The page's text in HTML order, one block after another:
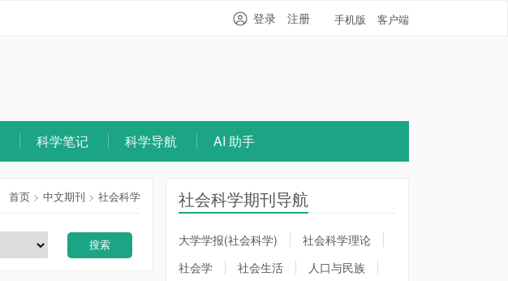
手机版 客户端
登录 注册
科学笔记 科学导航 AI 助手
首页 > 中文期刊 > 社会科学
搜索
社会科学期刊导航
大学学报(社会科学)
社会科学理论
社会学
社会生活
人口与民族